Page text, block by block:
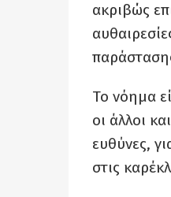
ακριβώς
Το νόημα
οι άλλοι
ευθύνες,
στις